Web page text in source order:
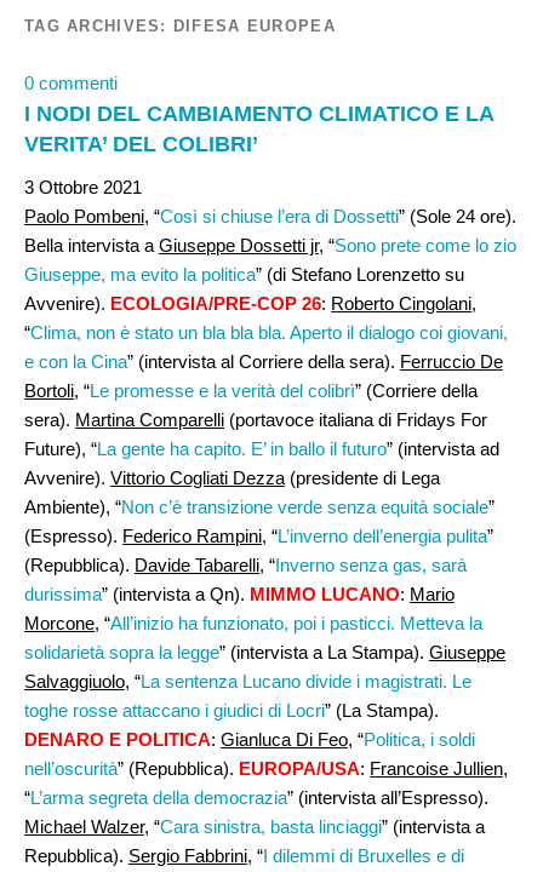
TAG ARCHIVES: DIFESA EUROPEA
0 commenti
I NODI DEL CAMBIAMENTO CLIMATICO E LA
VERITA’ DEL COLIBRI’
3 Ottobre 2021
Paolo Pombeni, “Così si chiuse l’era di Dossetti” (Sole 24 ore).
Bella intervista a Giuseppe Dossetti jr, “Sono prete come lo zio
Giuseppe, ma evito la politica” (di Stefano Lorenzetto su
Avvenire). ECOLOGIA/PRE-COP 26: Roberto Cingolani,
“Clima, non è stato un bla bla bla. Aperto il dialogo coi giovani,
e con la Cina” (intervista al Corriere della sera). Ferruccio De
Bortoli, “Le promesse e la verità del colibrì” (Corriere della
sera). Martina Comparelli (portavoce italiana di Fridays For
Future), “La gente ha capito. E’ in ballo il futuro” (intervista ad
Avvenire). Vittorio Cogliati Dezza (presidente di Lega
Ambiente), “Non c’è transizione verde senza equità sociale”
(Espresso). Federico Rampini, “L’inverno dell’energia pulita”
(Repubblica). Davide Tabarelli, “Inverno senza gas, sarà
durissima” (intervista a Qn). MIMMO LUCANO: Mario
Morcone, “All’inizio ha funzionato, poi i pasticci. Metteva la
solidarietà sopra la legge” (intervista a La Stampa). Giuseppe
Salvaggiuolo, “La sentenza Lucano divide i magistrati. Le
toghe rosse attaccano i giudici di Locri” (La Stampa).
DENARO E POLITICA: Gianluca Di Feo, “Politica, i soldi
nell’oscurità” (Repubblica). EUROPA/USA: Francoise Jullien,
“L’arma segreta della democrazia” (intervista all’Espresso).
Michael Walzer, “Cara sinistra, basta linciaggi” (intervista a
Repubblica). Sergio Fabbrini, “I dilemmi di Bruxelles e di